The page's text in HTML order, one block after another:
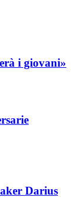
i giovani»
Darius